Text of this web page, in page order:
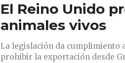
El Reino Unido
animales vivos
La legislación da cumplimiento
prohibir la exportación desde